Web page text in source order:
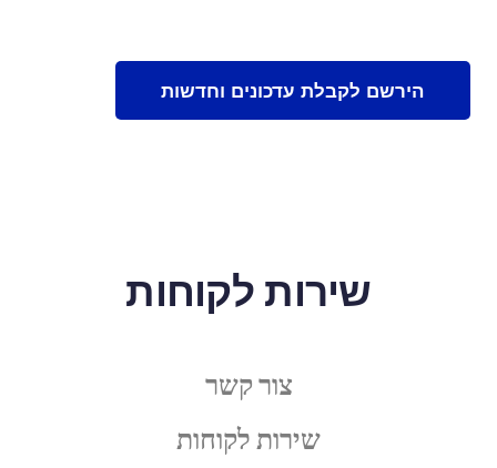
שירות לקוחות
צור קשר
שירות לקוחות